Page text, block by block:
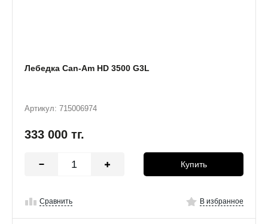
Лебедка Can-Am HD 3500 G3L
Артикул: 715006974
333 000 тг.
Купить
Сравнить В избранное